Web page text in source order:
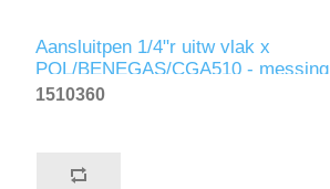
Aansluitpen 1/4"r uitw vlak x
POL/BENEGAS/CGA510 - messing
1510360